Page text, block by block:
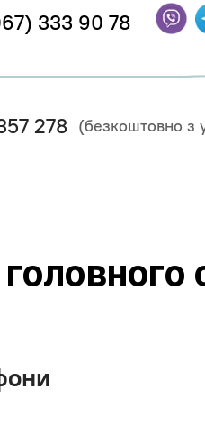
278 (безкоштовно з
333 90 78